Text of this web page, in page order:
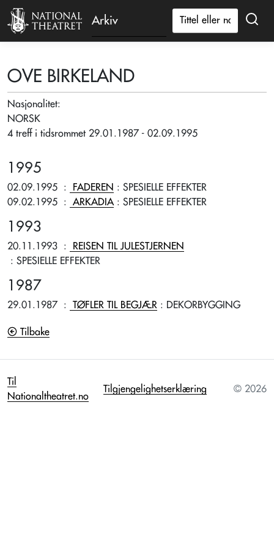
Arkiv
OVE BIRKELAND
Nasjonalitet:
NORSK
4 treff i tidsrommet 29.01.1987 - 02.09.1995
1995
02.09.1995 : FADEREN : SPESIELLE EFFEKTER
09.02.1995 : ARKADIA : SPESIELLE EFFEKTER
1993
20.11.1993 :
REISEN TIL JULESTJERNEN
: SPESIELLE EFFEKTER
1987
29.01.1987 : TØFLER TIL BEGJÆR : DEKORBYGGING
Tilbake
Til
Nationaltheatret.no
Tilgjengelighetserklæring © 2026